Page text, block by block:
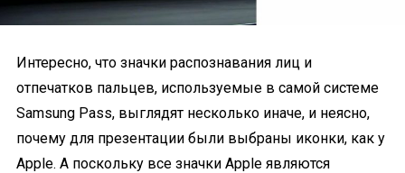
Интересно, что значки распознавания лиц и
отпечатков пальцев, используемые в самой системе
Samsung Pass, выглядят несколько иначе, и неясно,
почему для презентации были выбраны иконки, как у
Apple. А поскольку все значки Apple являются